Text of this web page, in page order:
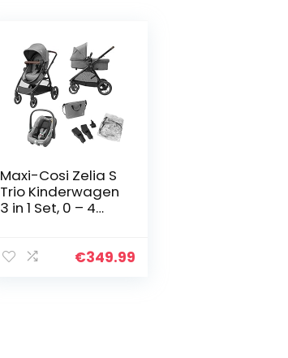
Maxi-Cosi Zelia S
Trio Kinderwagen
3 in 1 Set, 0 – 4
Compact en
€349.99